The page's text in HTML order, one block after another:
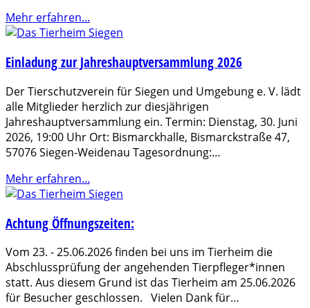
Mehr erfahren...
Einladung zur Jahreshauptversammlung 2026
Der Tierschutzverein für Siegen und Umgebung e. V. lädt
alle Mitglieder herzlich zur diesjährigen
Jahreshauptversammlung ein. Termin: Dienstag, 30. Juni
2026, 19:00 Uhr Ort: Bismarckhalle, Bismarckstraße 47,
57076 Siegen-Weidenau Tagesordnung:…
Mehr erfahren...
Achtung Öffnungszeiten:
Vom 23. - 25.06.2026 finden bei uns im Tierheim die
Abschlussprüfung der angehenden Tierpfleger*innen
statt. Aus diesem Grund ist das Tierheim am 25.06.2026
für Besucher geschlossen. Vielen Dank für…